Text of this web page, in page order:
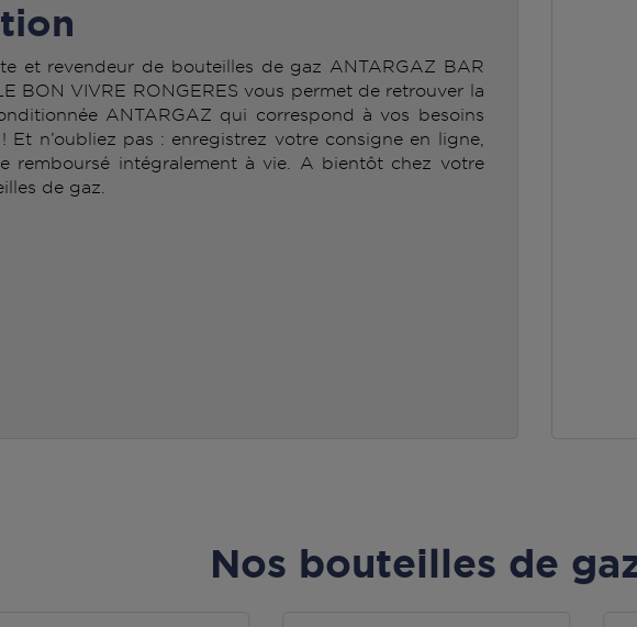
et revendeur de bouteilles de gaz ANTARGAZ BAR
BON VIVRE RONGERES vous permet de retrouver la
ANTARGAZ qui correspond à vos besoins
Et n’oubliez pas : enregistrez votre consigne en ligne,
remboursé intégralement à vie. A bientôt chez votre
de gaz.
Nos bouteilles de